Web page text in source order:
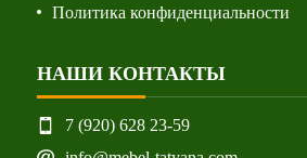
Политика конфиденциальности
НАШИ КОНТАКТЫ
7 (920) 628 23-59